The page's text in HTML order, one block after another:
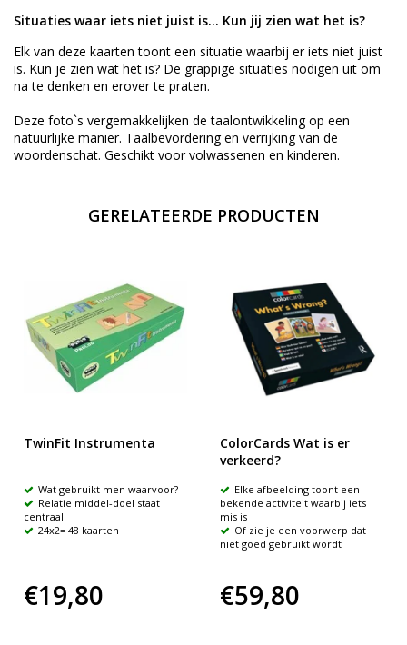
Situaties waar iets niet juist is... Kun jij zien wat het is?
Elk van deze kaarten toont een situatie waarbij er iets niet juist
is. Kun je zien wat het is? De grappige situaties nodigen uit om
na te denken en erover te praten.
Deze foto`s vergemakkelijken de taalontwikkeling op een
natuurlijke manier. Taalbevordering en verrijking van de
woordenschat. Geschikt voor volwassenen en kinderen.
GERELATEERDE PRODUCTEN
TwinFit Instrumenta
Wat gebruikt men waarvoor?
Relatie middel-doel staat
centraal
24x2= 48 kaarten
€19,80
ColorCards Wat is er
verkeerd?
Elke afbeelding toont een
bekende activiteit waarbij iets
mis is
Of zie je een voorwerp dat
niet goed gebruikt wordt
€59,80